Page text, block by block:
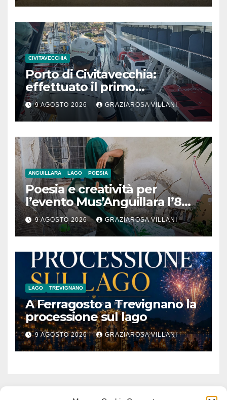
CIVITAVECCHIA
Porto di Civitavecchia:
effettuato il primo
rifornimento di GNL ad una
nave da crociera
9 AGOSTO 2026 GRAZIAROSA VILLANI
ANGUILLARA LAGO POESIA
Poesia e creatività per
l’evento Mus’Anguillara l’8
agosto 2026 al Museo
Contadino
9 AGOSTO 2026 GRAZIAROSA VILLANI
LAGO TREVIGNANO
A Ferragosto a Trevignano la
processione sul lago
9 AGOSTO 2026 GRAZIAROSA VILLANI